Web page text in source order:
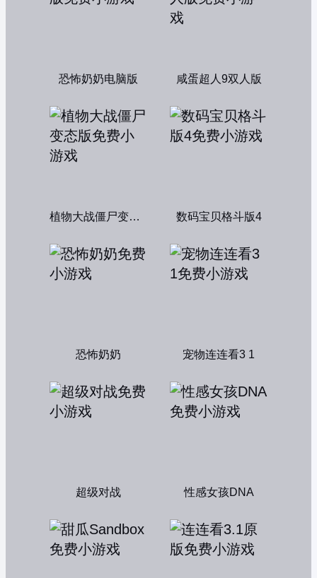
恐怖奶奶电脑版 咸蛋超人9双人版
植物大战僵尸变态版 数码宝贝格斗版4
恐怖奶奶 宠物连连看3 1
超级对战 性感女孩DNA